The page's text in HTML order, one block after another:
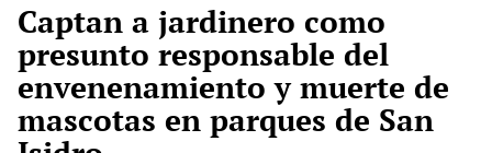
Captan a jardinero como
presunto responsable del
envenenamiento y muerte de
mascotas en parques de San